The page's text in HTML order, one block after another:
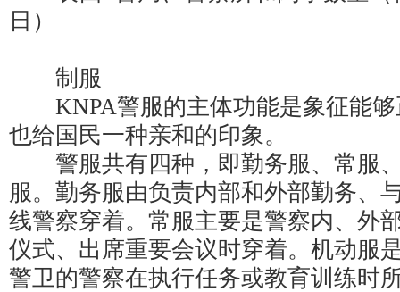
日）
制服
KNPA警服的主体功能是象征能够
也给国民一种亲和的印象。
警服共有四种，即勤务服、常服
服。勤务服由负责内部和外部勤务、
线警察穿着。常服主要是警察内、外
仪式、出席重要会议时穿着。机动服
警卫的警察在执行任务或教育训练时